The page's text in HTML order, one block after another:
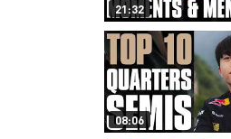
21:32
08:06